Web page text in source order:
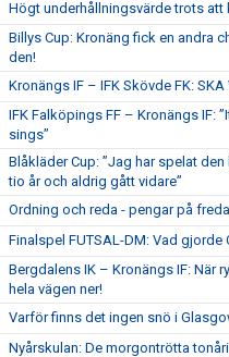
Högt underhållningsvärde trots att
Billys Cup: Kronäng fick en andra
den!
Kronängs IF – IFK Skövde FK: SKA
IFK Falköpings FF – Kronängs IF:
sings”
Blåkläder Cup: ”Jag har spelat
tio år och aldrig gått vidare”
Ordning och reda - pengar på
Finalspel FUTSAL-DM: Vad gjorde
Bergdalens IK – Kronängs IF: När
hela vägen ner!
Varför finns det ingen snö i
Nyårskulan: De morgontrötta